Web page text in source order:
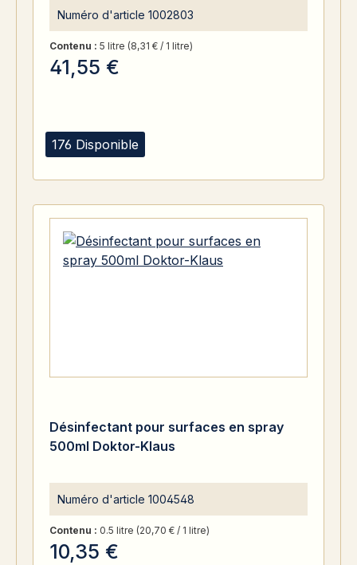
176 Disponible
Numéro d'article 1002803
Contenu : 5 litre (8,31 € / 1 litre)
41,55 €
Désinfectant pour surfaces en spray
500ml Doktor-Klaus
Numéro d'article 1004548
Contenu : 0.5 litre (20,70 € / 1 litre)
10,35 €